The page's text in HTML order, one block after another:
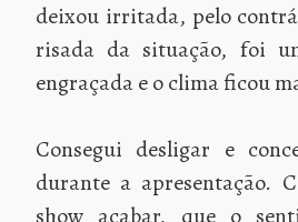
deixou irritada, pelo
risada da situação, foi
engraçada e o clima ficou
Consegui desligar e
durante a apresentação.
show acabar, que o